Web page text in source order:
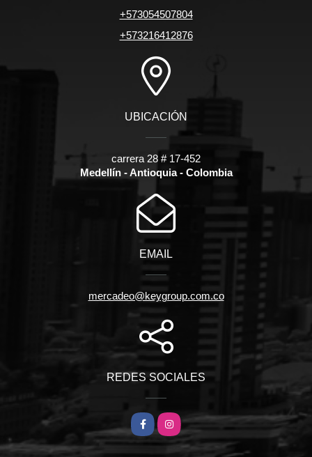
+573054507804
+573216412876
UBICACIÓN
carrera 28 # 17-452
Medellín - Antioquia - Colombia
EMAIL
mercadeo@keygroup.com.co
REDES SOCIALES
FacebookInstagram